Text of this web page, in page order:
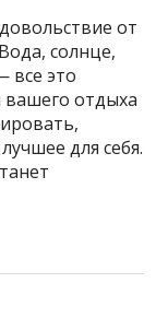
от
солнце,
все это
вашего отдыха
для себя.